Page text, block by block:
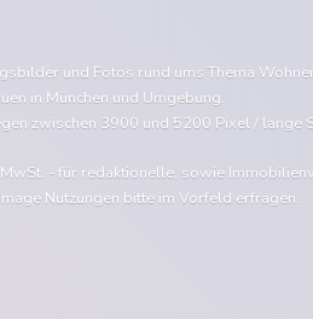
und Fotos rund ums Thema
in München und Umgebung.
zwischen 3900 und 5200 Pixel / lange
- für redaktionelle, sowie
Nutzungen bitte im Vorfeld erfragen.